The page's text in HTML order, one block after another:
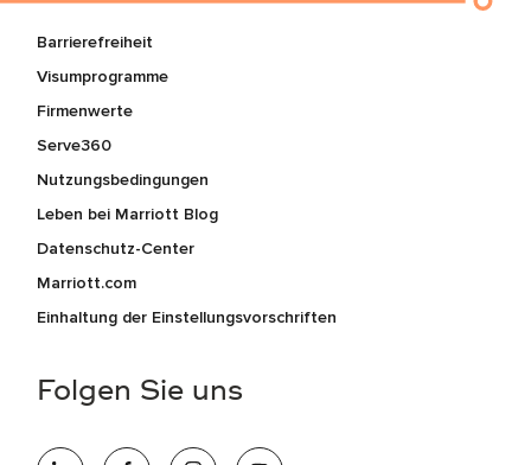
Barrierefreiheit
Visumprogramme
Firmenwerte
Serve360
Nutzungsbedingungen
Leben bei Marriott Blog
Datenschutz-Center
Marriott.com
Einhaltung der Einstellungsvorschriften
Folgen Sie uns